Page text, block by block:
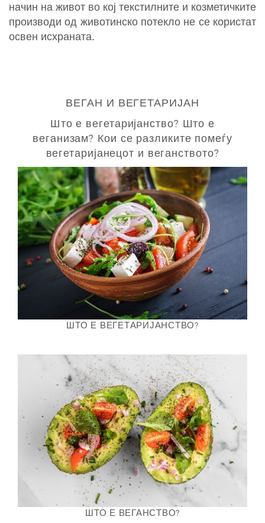
начин на живот во кој текстилните и козметичките
производи од животинско потекло не се користат
освен исхраната.
ВЕГАН И ВЕГЕТАРИЈАН
Што е вегетаријанство? Што е
веганизам? Кои се разликите помеѓу
вегетаријанецот и веганството?
ШТО Е ВЕГЕТАРИЈАНСТВО?
ШТО Е ВЕГАНСТВО?